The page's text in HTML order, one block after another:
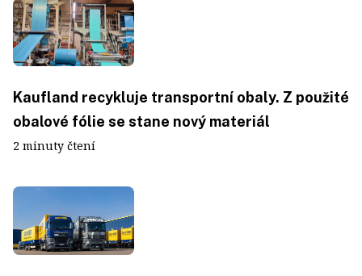
Kaufland recykluje transportní obaly. Z použité
obalové fólie se stane nový materiál
2 minuty čtení